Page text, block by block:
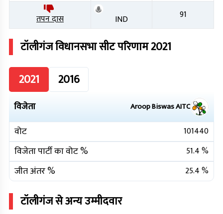
तपन दास IND 91
टॉलीगंजविधानसभा सीट परिणाम2021
2021
2016
विजेता Aroop BiswasAITC
वोट 101440
विजेता पार्टी का वोट % 51.4%
जीत अंतर % 25.4%
टॉलीगंजसे अन्य उम्मीदवार